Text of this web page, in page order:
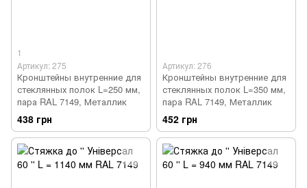
1
Артикул: 275
Кронштейны внутренние для
стеклянных полок L=250 мм,
пара RAL 7149, Металлик
438 грн
Артикул: 276
Кронштейны внутренние для
стеклянных полок L=350 мм,
пара RAL 7149, Металлик
452 грн